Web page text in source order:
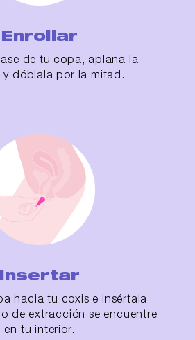
Enrollar
de tu copa, aplana la
y dóblala por la mitad.
Insertar
hacia tu coxis e insértala
de extracción se encuentre
en tu interior.